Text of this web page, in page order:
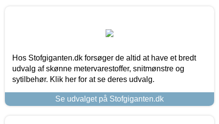
Hos Stofgiganten.dk forsøger de altid at have et bredt
udvalg af skønne metervarestoffer, snitmønstre og
sytilbehør. Klik her for at se deres udvalg.
Se udvalget på Stofgiganten.dk